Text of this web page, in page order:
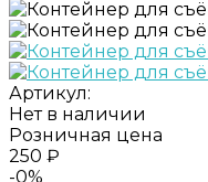
Артикул:
Нет в наличии
Розничная цена
250 ₽
-0%